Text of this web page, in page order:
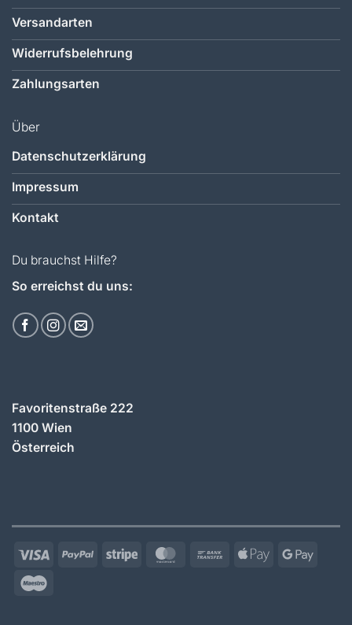
Versandarten
Widerrufsbelehrung
Zahlungsarten
Über
Datenschutzerklärung
Impressum
Kontakt
Du brauchst Hilfe?
So erreichst du uns:
Favoritenstraße 222
1100 Wien
Österreich
Visa PayPal Stripe MasterCard
Bank
Apple